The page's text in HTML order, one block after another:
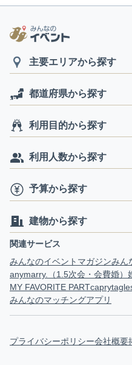
主要エリアから探す
都道府県から探す
利用目的から探す
利用人数から探す
予算から探す
建物から探す
関連サービス
みんなのイベントマガジンみん
anymarry.（1.5次会・会費婚）
MY FAVORITE PARTcapry
みんなのマッチングアプリ
プライバシーポリシー会社概要